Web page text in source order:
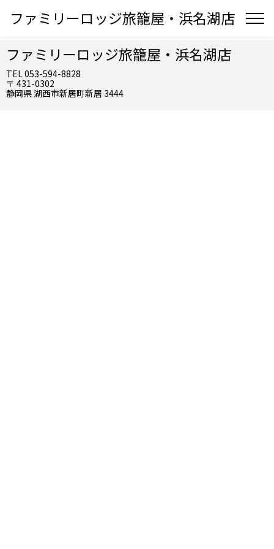
ファミリーロッジ旅籠屋・浜名湖店
ファミリーロッジ旅籠屋・浜名湖店
TEL 053-594-8828
〒 431-0302
静岡県 湖西市新居町新居 3444